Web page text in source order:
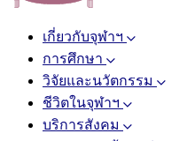
เกี่ยวกับจุฬาฯ
การศึกษา
วิจัยและนวัตกรรม
ชีวิตในจุฬาฯ
บริการสังคม